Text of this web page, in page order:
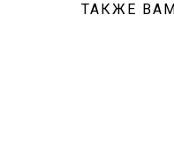
ТАКЖЕ